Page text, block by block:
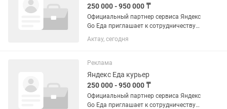
250 000 - 950 000 ₸
Официальный партнер сервиса Яндекс
Go Еда приглашает к сотрудничеству
курьера. Опыт работы не требуется.
Обучаем, выдаем инвентарь и
ДОХОД И ВЫПЛАТЫ: Мы предлагаем...
Актау, сегодня
Реклама
Яндекс Еда курьер
250 000 - 950 000 ₸
Официальный партнер сервиса Яндекс
Go Еда приглашает к сотрудничеству